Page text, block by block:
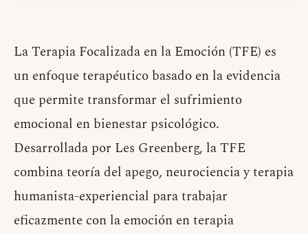
La Terapia Focalizada en la Emoción (TFE) es
un enfoque terapéutico basado en la evidencia
que permite transformar el sufrimiento
emocional en bienestar psicológico.
Desarrollada por Les Greenberg, la TFE
combina teoría del apego, neurociencia y terapia
humanista-experiencial para trabajar
eficazmente con la emoción en terapia